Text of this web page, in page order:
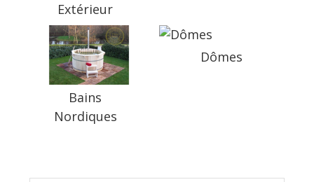
Extérieur
Bains
Nordiques
Dômes